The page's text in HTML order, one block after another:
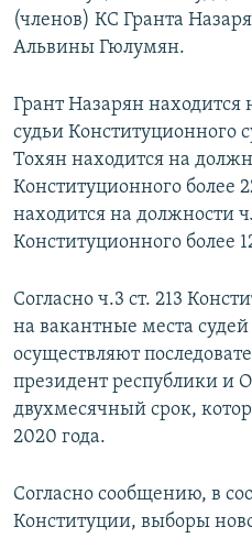
(членов) КС Гранта
Альвины Гюлумян.
Грант Назарян
судьи Конституционного
Тохян находится на
Конституционного более
находится на должности
Конституционного более
Согласно ч.3 ст. 213
на вакантные места
осуществляют
президент республики и
двухмесячный срок,
2020 года.
Согласно сообщению, в
Конституции, выборы